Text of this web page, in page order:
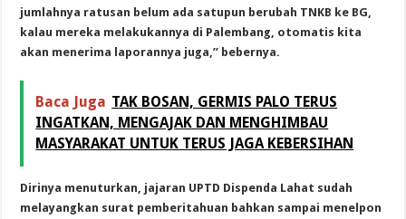
jumlahnya ratusan belum ada satupun berubah TNKB ke BG,
kalau mereka melakukannya di Palembang, otomatis kita
akan menerima laporannya juga,” bebernya.
Baca Juga TAK BOSAN, GERMIS PALO TERUS
INGATKAN, MENGAJAK DAN MENGHIMBAU
MASYARAKAT UNTUK TERUS JAGA KEBERSIHAN
Dirinya menuturkan, jajaran UPTD Dispenda Lahat sudah
melayangkan surat pemberitahuan bahkan sampai menelpon